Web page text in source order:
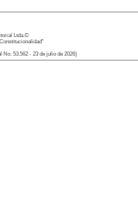
Ltda.©
53.562 - 23 de julio de 2026)